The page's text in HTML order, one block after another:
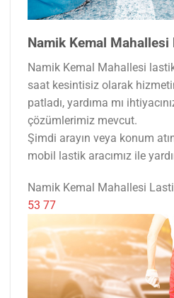
Namik Kemal Mahallesi
Namik Kemal Mahallesi
saat kesintisiz olarak
patladı, yardıma mı
çözümlerimiz mevcut.
Şimdi arayın veya konum
mobil lastik aracımız ile
Namik Kemal Mahallesi
53 77